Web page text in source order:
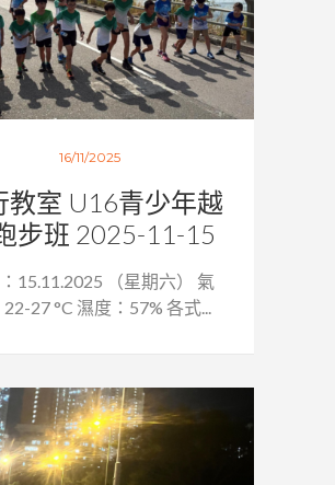
16/11/2025
教室 U16青少年越
步班 2025-11-15
15.11.2025 （星期六） 氣
27 °C 濕度：57% 各式...